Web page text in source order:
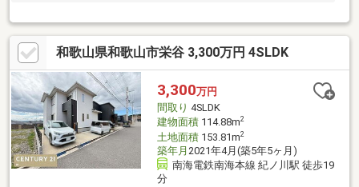
和歌山県和歌山市栄谷 3,300万円 4SLDK
3,300万円
間取り 4SLDK
建物面積114.88m2
土地面積153.81m2
築年月 2021年4月(築5年5ヶ月)
南海電鉄南海本線 紀ノ川駅 徒歩19
分